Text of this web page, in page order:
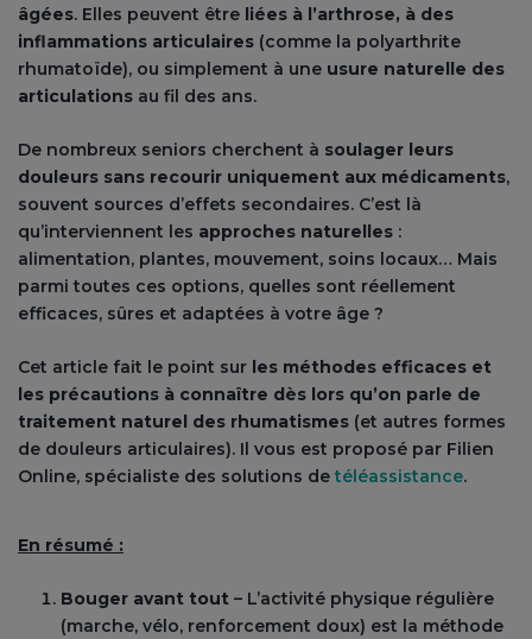
âgées. Elles peuvent être liées à l’arthrose, à des
inflammations articulaires (comme la polyarthrite
rhumatoïde), ou simplement à une usure naturelle des
articulations au fil des ans.
De nombreux seniors cherchent à soulager leurs
douleurs sans recourir uniquement aux médicaments,
souvent sources d’effets secondaires. C’est là
qu’interviennent les approches naturelles :
alimentation, plantes, mouvement, soins locaux… Mais
parmi toutes ces options, quelles sont réellement
efficaces, sûres et adaptées à votre âge ?
Cet article fait le point sur les méthodes efficaces et
les précautions à connaître dès lors qu’on parle de
traitement naturel des rhumatismes (et autres formes
de douleurs articulaires). Il vous est proposé par Filien
Online, spécialiste des solutions detéléassistance.
En résumé :
Bouger avant tout – L’activité physique régulière
(marche, vélo, renforcement doux) est la méthode